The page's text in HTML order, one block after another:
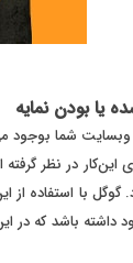
یا بودن نمایه
شما بوجود
این‌کار در نظر
گوگل با استفاده
باشد که در